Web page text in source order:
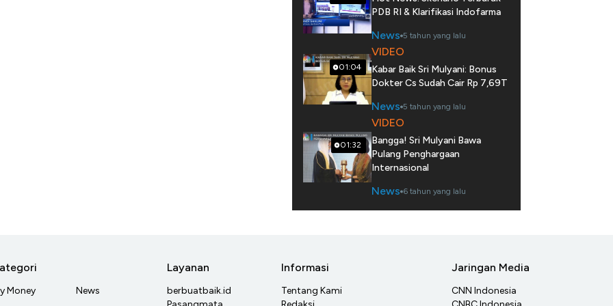
PDB RI & Klarifikasi Indofarma
News 5 tahun yang lalu
01:04
VIDEO
Kabar Baik Sri Mulyani: Bonus
Dokter Cs Sudah Cair Rp 7,69T
News 5 tahun yang lalu
01:32
VIDEO
Bangga! Sri Mulyani Bawa
Pulang Penghargaan
Internasional
News 6 tahun yang lalu
Money News
Layanan
berbuatbaik.id
Informasi
Tentang Kami
Jaringan Media
CNN Indonesia